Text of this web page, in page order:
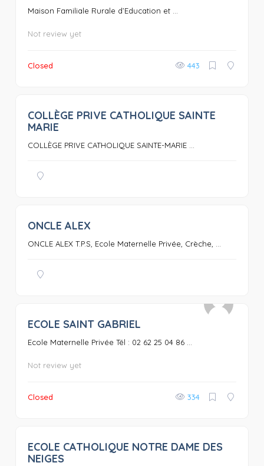
Maison Familiale Rurale d’Education et ...
Not review yet
Closed 443
0
COLLÈGE PRIVE CATHOLIQUE SAINTE
MARIE
COLLÈGE PRIVE CATHOLIQUE SAINTE-MARIE ...
ONCLE ALEX
ONCLE ALEX T.P.S, Ecole Maternelle Privée, Crèche, ...
ECOLE SAINT GABRIEL
Ecole Maternelle Privée Tél : 02 62 25 04 86 ...
Not review yet
Closed 334
0
ECOLE CATHOLIQUE NOTRE DAME DES
NEIGES